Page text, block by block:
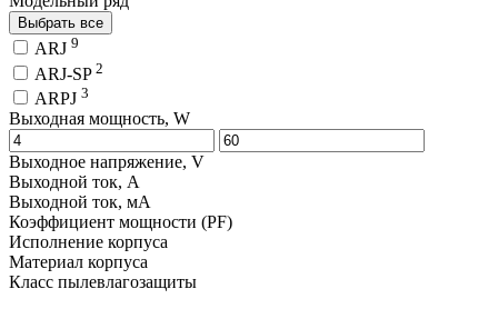
Выбрать все
ARJ 9
ARJ-SP 2
ARPJ 3
Выходная мощность, W
Выходное напряжение, V
Выходной ток, A
Выходной ток, мA
Коэффициент мощности (PF)
Исполнение корпуса
Материал корпуса
Класс пылевлагозащиты